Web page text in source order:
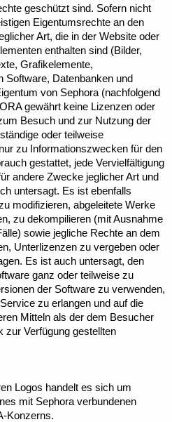
geschützt sind. Sofern nicht
Eigentumsrechte an den
Art, die in der Website oder
enthalten sind (Bilder,
Grafikelemente,
Software, Datenbanken und
von Sephora (nachfolgend
gewährt keine Lizenzen oder
Besuch und zur Nutzung der
oder teilweise
zu Informationszwecken für den
gestattet, jede Vervielfältigung
andere Zwecke jeglicher Art und
untersagt. Es ist ebenfalls
modifizieren, abgeleitete Werke
zu dekompilieren (mit Ausnahme
sowie jegliche Rechte an dem
Unterlizenzen zu vergeben oder
Es ist auch untersagt, den
ganz oder teilweise zu
der Software zu verwenden,
zu erlangen und auf die
Mitteln als der dem Besucher
zur Verfügung gestellten
Logos handelt es sich um
mit Sephora verbundenen
Konzerns.